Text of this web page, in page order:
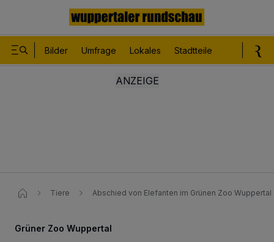
Bilder Umfrage Lokales Stadtteile
Tiere Abschied von Elefanten im Grünen Zoo Wuppertal
Grüner Zoo Wuppertal